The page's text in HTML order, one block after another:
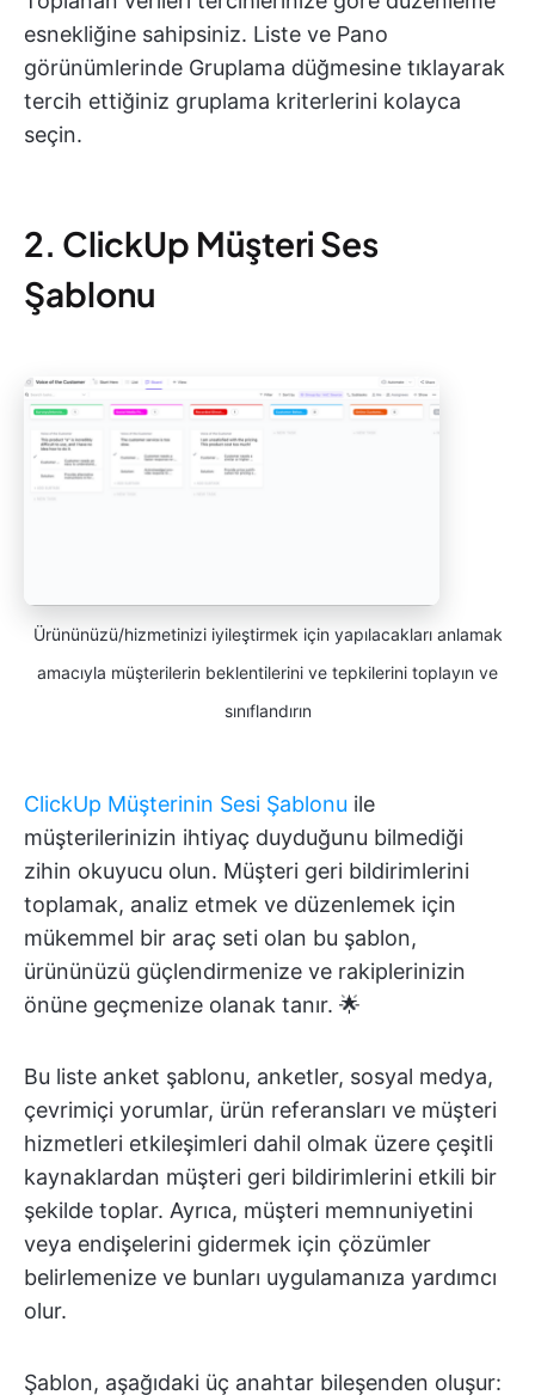
esnekliğine sahipsiniz. Liste ve Pano
görünümlerinde Gruplama düğmesine tıklayarak
tercih ettiğiniz gruplama kriterlerini kolayca
seçin.
2. ClickUp Müşteri Ses
Şablonu
Ürününüzü/hizmetinizi iyileştirmek için yapılacakları anlamak
amacıyla müşterilerin beklentilerini ve tepkilerini toplayın ve
sınıflandırın
ClickUp Müşterinin Sesi Şablonu ile
müşterilerinizin ihtiyaç duyduğunu bilmediği
zihin okuyucu olun. Müşteri geri bildirimlerini
toplamak, analiz etmek ve düzenlemek için
mükemmel bir araç seti olan bu şablon,
ürününüzü güçlendirmenize ve rakiplerinizin
önüne geçmenize olanak tanır. 🌟
Bu liste anket şablonu, anketler, sosyal medya,
çevrimiçi yorumlar, ürün referansları ve müşteri
hizmetleri etkileşimleri dahil olmak üzere çeşitli
kaynaklardan müşteri geri bildirimlerini etkili bir
şekilde toplar. Ayrıca, müşteri memnuniyetini
veya endişelerini gidermek için çözümler
belirlemenize ve bunları uygulamanıza yardımcı
olur.
Şablon, aşağıdaki üç anahtar bileşenden oluşur: